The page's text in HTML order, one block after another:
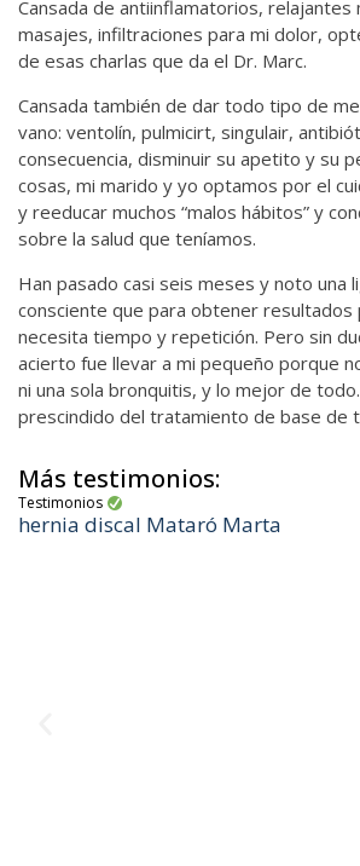
Cansada de antiinflamatorios, relajantes
masajes, infiltraciones para mi dolor,
de esas charlas que da el Dr. Marc.
Cansada también de dar todo tipo de
vano: ventolín, pulmicirt, singulair,
consecuencia, disminuir su apetito y su
cosas, mi marido y yo optamos por el
y reeducar muchos “malos hábitos” y
sobre la salud que teníamos.
Han pasado casi seis meses y noto una
consciente que para obtener resultados
necesita tiempo y repetición. Pero sin
acierto fue llevar a mi pequeño porque
ni una sola bronquitis, y lo mejor de
prescindido del tratamiento de base de
Más testimonios:
Testimonios
hernia discal Mataró Marta